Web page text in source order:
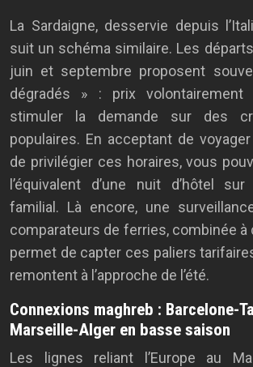
La Sardaigne, desservie depuis
suit un schéma similaire. Les
juin et septembre proposent
dégradés » : prix volontairement
stimuler la demande sur des
populaires. En acceptant de
de privilégier ces horaires, vous
l’équivalent d’une nuit d’hôtel
familial. Là encore, une
comparateurs de ferries, combinée à
permet de capter ces paliers
remontent à l’approche de l’été.
Connexions maghreb : Barcelone-
Marseille-Alger en basse saison
Les lignes reliant l’Europe au